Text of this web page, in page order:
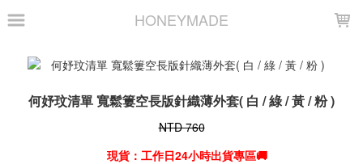
HONEYMADE
何妤玟清單 寬鬆簍空長版針織薄外套( 白 / 綠 / 黃 / 粉 )
NTD 760
現貨：工作日24小時出貨專區🚚